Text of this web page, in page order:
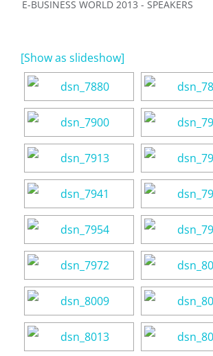
E-BUSINESS WORLD 2013 - SPEAKERS
[Show as slideshow]